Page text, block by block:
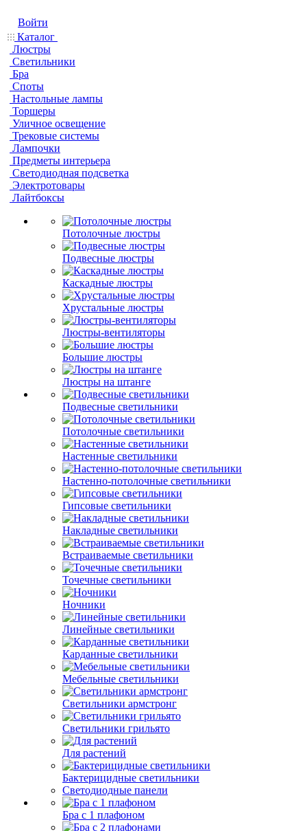
Войти
Каталог
Люстры
Светильники
Бра
Споты
Настольные лампы
Торшеры
Уличное освещение
Трековые системы
Лампочки
Предметы интерьера
Светодиодная подсветка
Электротовары
Лайтбоксы
Потолочные люстры
Подвесные люстры
Каскадные люстры
Хрустальные люстры
Люстры-вентиляторы
Большие люстры
Люстры на штанге
Подвесные светильники
Потолочные светильники
Настенные светильники
Настенно-потолочные светильники
Гипсовые светильники
Накладные светильники
Встраиваемые светильники
Точечные светильники
Ночники
Линейные светильники
Карданные светильники
Мебельные светильники
Светильники армстронг
Светильники грильято
Для растений
Бактерицидные светильники
Светодиодные панели
Бра с 1 плафоном